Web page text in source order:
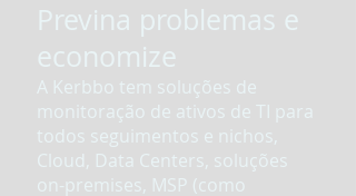
Previna problemas e
economize
A Kerbbo tem soluções de
monitoração de ativos de TI para
todos seguimentos e nichos,
Cloud, Data Centers, soluções
on-premises, MSP (como